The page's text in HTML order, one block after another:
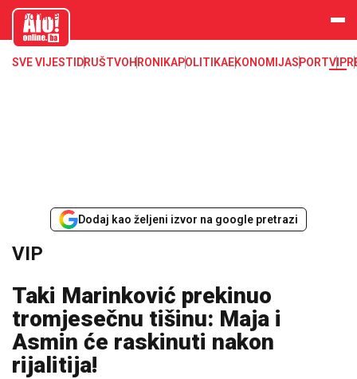
aloonline.b
SVE VIJESTI DRUŠTVOHRONIKAPOLITIKAEKONOMIJASPORTVIP
Dodaj kao željeni izvor na google pretrazi
VIP
Taki Marinković prekinuo
tromjesečnu tišinu: Maja i
Asmin će raskinuti nakon
rijalitija!